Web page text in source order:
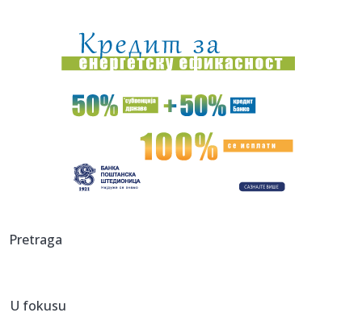
00:21:Tanjga grmi na Pavla Ilića: Potkradani smo od prvog
minuta, prav...
00:18:Horor u Nemačkoj! Pedijatar optužen za 130 monstruoznih
dela na...
Bioskopski repertoari, 14-20. maj 2026.
00:10:BRANKO ODVEO VALENSIJU NA FAJNAL-FOR: Panatinaikos
Zvezdinog ...
00:01:
Pretraga
U fokusu